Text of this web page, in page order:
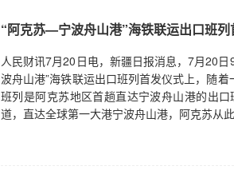
“阿克苏—宁波舟山港”海铁联运出口班列
人民财讯7月20日电，新疆日报消息，7月20
波舟山港”海铁联运出口班列首发仪式上，随
班列是阿克苏地区首趟直达宁波舟山港的出
道，直达全球第一大港宁波舟山港，阿克苏从